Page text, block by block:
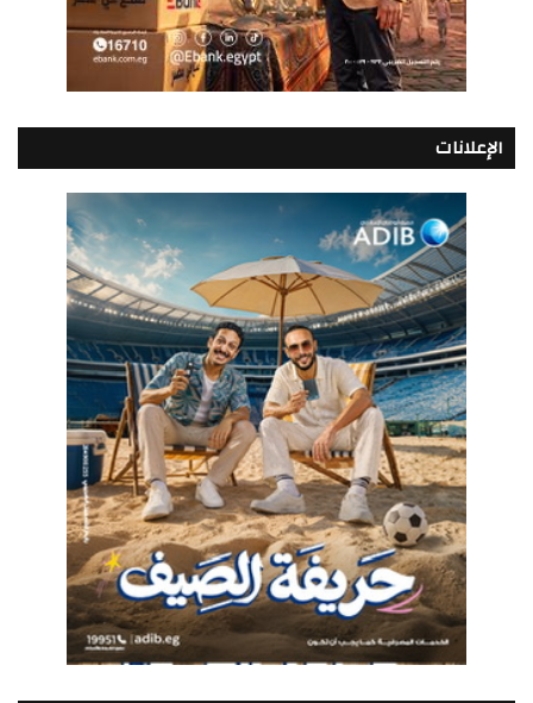
الإعلانات